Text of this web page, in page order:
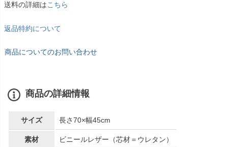
送料の詳細はこちら
返品特約について
商品についてのお問い合わせ
商品の詳細情報
サイズ 長さ70×幅45cm
素材 ビニールレザー（芯材＝ウレタン）